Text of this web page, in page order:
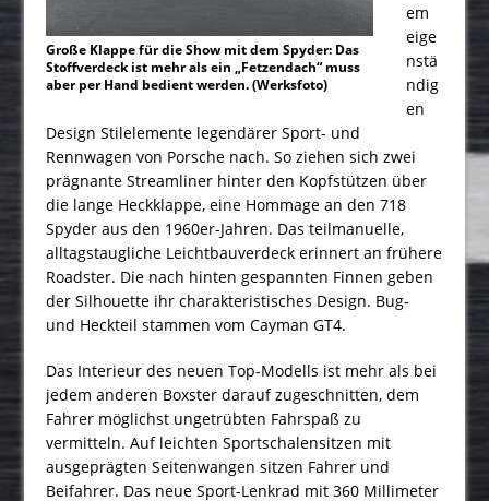
Große Klappe für die Show mit dem Spyder: Das
Stoffverdeck ist mehr als ein „Fetzendach“ muss
aber per Hand bedient werden. (Werksfoto)
em
eige
nstä
ndig
en
Design Stilelemente legendärer Sport- und
Rennwagen von Porsche nach. So ziehen sich zwei
prägnante Streamliner hinter den Kopfstützen über
die lange Heckklappe, eine Hommage an den 718
Spyder aus den 1960er-Jahren. Das teilmanuelle,
alltagstaugliche Leichtbauverdeck erinnert an frühere
Roadster. Die nach hinten gespannten Finnen geben
der Silhouette ihr charakteristisches Design. Bug-
und Heckteil stammen vom Cayman GT4.
Das Interieur des neuen Top-Modells ist mehr als bei
jedem anderen Boxster darauf zugeschnitten, dem
Fahrer möglichst ungetrübten Fahrspaß zu
vermitteln. Auf leichten Sportschalensitzen mit
ausgeprägten Seitenwangen sitzen Fahrer und
Beifahrer. Das neue Sport-Lenkrad mit 360 Millimeter